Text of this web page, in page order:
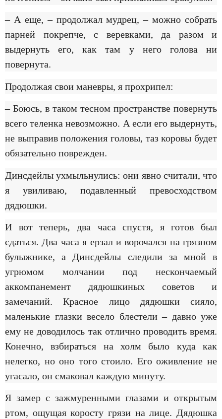
– А еще, – продолжал мудрец, – можно собрать
парней покрепче, с веревками, да разом и
выдернуть его, как там у него голова ни
повернута.
Продолжая свои маневры, я прохрипел:
– Боюсь, в таком тесном пространстве повернуть
всего теленка невозможно. А если его выдернуть,
не выправив положения головы, таз коровы будет
обязательно поврежден.
Динсдейлы ухмыльнулись: они явно считали, что
я увиливаю, подавленный превосходством
дядюшки.
И вот теперь, два часа спустя, я готов был
сдаться. Два часа я ерзал и ворочался на грязном
булыжнике, а Динсдейлы следили за мной в
угрюмом молчании под нескончаемый
аккомпанемент дядюшкиных советов и
замечаний. Красное лицо дядюшки сияло,
маленькие глазки весело блестели – давно уже
ему не доводилось так отлично проводить время.
Конечно, взбираться на холм было куда как
нелегко, но оно того стоило. Его оживление не
угасало, он смаковал каждую минуту.
Я замер с зажмуренными глазами и открытым
ртом, ощущая коросту грязи на лице. Дядюшка